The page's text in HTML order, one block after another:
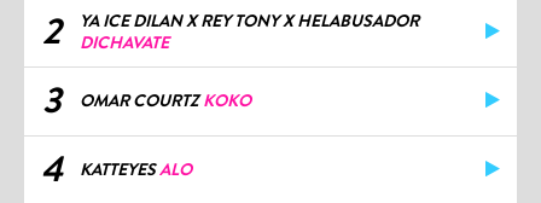
2
YA ICE DILAN X REY TONY X HELABUSADOR
DICHAVATE
3 OMAR COURTZKOKO
4 KATTEYESALO